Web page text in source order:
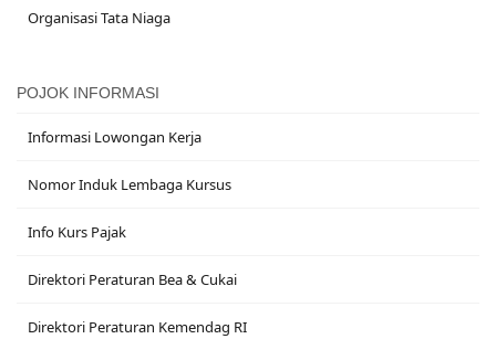
Organisasi Tata Niaga
POJOK INFORMASI
Informasi Lowongan Kerja
Nomor Induk Lembaga Kursus
Info Kurs Pajak
Direktori Peraturan Bea & Cukai
Direktori Peraturan Kemendag RI